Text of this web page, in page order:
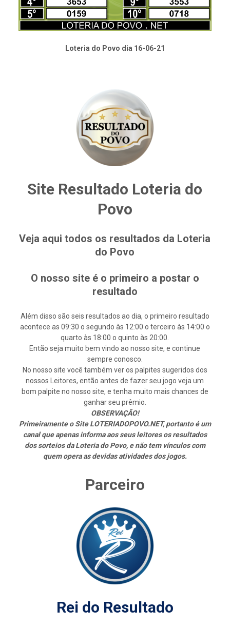
Loteria do Povo dia 16-06-21
Site Resultado Loteria do
Povo
Veja aqui todos os resultados da Loteria
do Povo
O nosso site é o primeiro a postar o
resultado
Além disso são seis resultados ao dia, o primeiro resultado
acontece as 09:30 o segundo às 12:00 o terceiro às 14:00 o
quarto às 18:00 o quinto às 20:00.
Então seja muito bem vindo ao nosso site, e continue
sempre conosco.
No nosso site você também ver os palpites sugeridos dos
nossos Leitores, então antes de fazer seu jogo veja um
bom palpite no nosso site, e tenha muito mais chances de
ganhar seu prêmio.
OBSERVAÇÃO!
Primeiramente o Site LOTERIADOPOVO.NET, portanto é um
canal que apenas informa aos seus leitores os resultados
dos sorteios da Loteria do Povo, e não tem vínculos com
quem opera as devidas atividades dos jogos.
Parceiro
Rei do Resultado